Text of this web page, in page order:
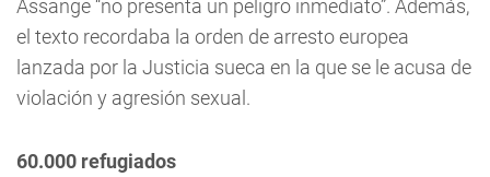
Assange “no presenta un peligro inmediato”. Además,
el texto recordaba la orden de arresto europea
lanzada por la Justicia sueca en la que se le acusa de
violación y agresión sexual.
60.000 refugiados